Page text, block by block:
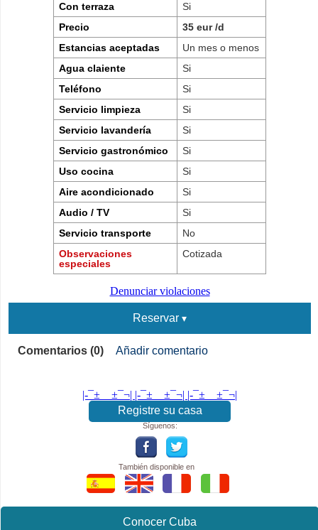
Con terraza
Si
Precio
35 eur /d
Estancias aceptadas
Un mes o menos
Agua claiente
Si
Teléfono
Si
Servicio limpieza
Si
Servicio lavandería
Si
Servicio gastronómico
Si
Uso cocina
Si
Aire acondicionado
Si
Audio / TV
Si
Servicio transporte
No
Observaciones
especiales
Cotizada
Denunciar violaciones
Reservar
Comentarios (0) Añadir comentario
|-¯±­__­±¯¬| |-¯±­__­±¯¬| |-¯±­__­±¯¬|
Registre su casa
Síguenos:
También disponible en
Conocer Cuba